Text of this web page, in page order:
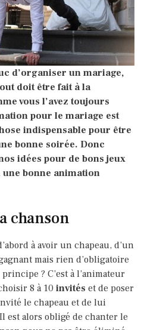
d’organiser un mariage,
doit être fait à la
vous l’avez toujours
pour le mariage est
indispensable pour être
bonne soirée. Donc
idées pour de bons jeux
bonne animation
chanson
à avoir un chapeau, d’un
mais rien d’obligatoire
? C’est à l’animateur
8 à 10 invités et de poser
le chapeau et de lui
est alors obligé de chanter le